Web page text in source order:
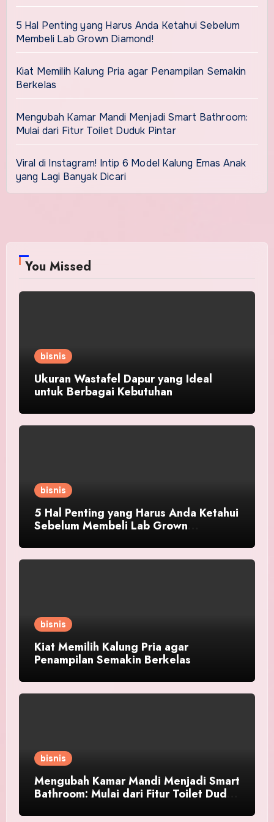
5 Hal Penting yang Harus Anda Ketahui Sebelum
Membeli Lab Grown Diamond!
Kiat Memilih Kalung Pria agar Penampilan Semakin
Berkelas
Mengubah Kamar Mandi Menjadi Smart Bathroom:
Mulai dari Fitur Toilet Duduk Pintar
Viral di Instagram! Intip 6 Model Kalung Emas Anak
yang Lagi Banyak Dicari
You Missed
bisnis
Ukuran Wastafel Dapur yang Ideal
untuk Berbagai Kebutuhan
bisnis
5 Hal Penting yang Harus Anda Ketahui
Sebelum Membeli Lab Grown
bisnis
Kiat Memilih Kalung Pria agar
Penampilan Semakin Berkelas
bisnis
Mengubah Kamar Mandi Menjadi Smart
Bathroom: Mulai dari Fitur Toilet Duduk